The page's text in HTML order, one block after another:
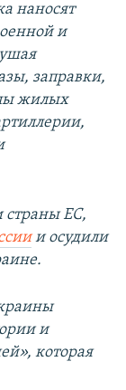
наносят
и
заправки,
жилых
страны ЕС,
и осудили
и
которая